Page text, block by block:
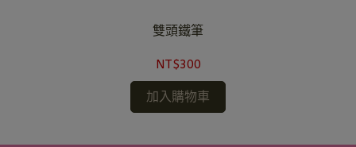
雙頭鐵筆
NT$300
加入購物車